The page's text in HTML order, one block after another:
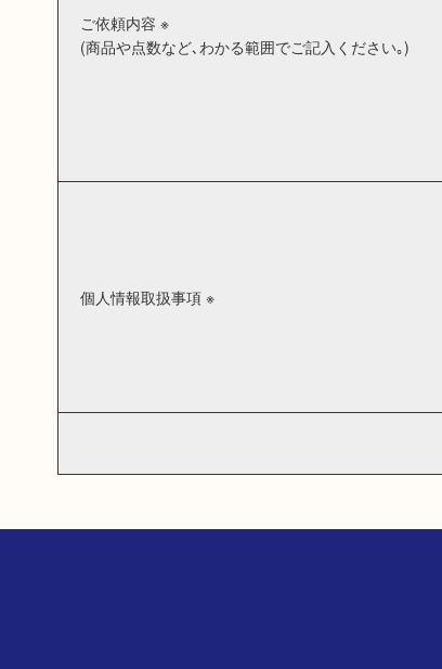
ご依頼内容 ※
(商品や点数など､わかる範囲でご記入ください｡)
個人情報取扱事項 ※